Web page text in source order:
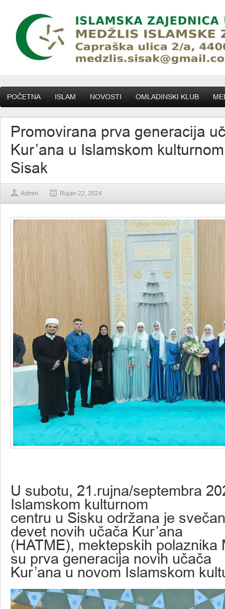
POČETNA ISLAM NOVOSTI OMLADINSKI KLUB
Promovirana prva generacija
Kur’ana u Islamskom
Sisak
Admin Rujan 22, 2024
U subotu, 21.rujna/septembra
Islamskom kulturnom
centru u Sisku održana je
devet novih učača Kur’ana
(HATME), mektepskih polaznika
su prva generacija novih učača
Kur’ana u novom Islamskom